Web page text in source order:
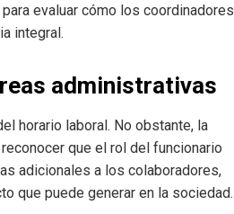
evaluar cómo los coordinadores
integral.
administrativas
horario laboral. No obstante, la
que el rol del funcionario
adicionales a los colaboradores,
que puede generar en la sociedad.